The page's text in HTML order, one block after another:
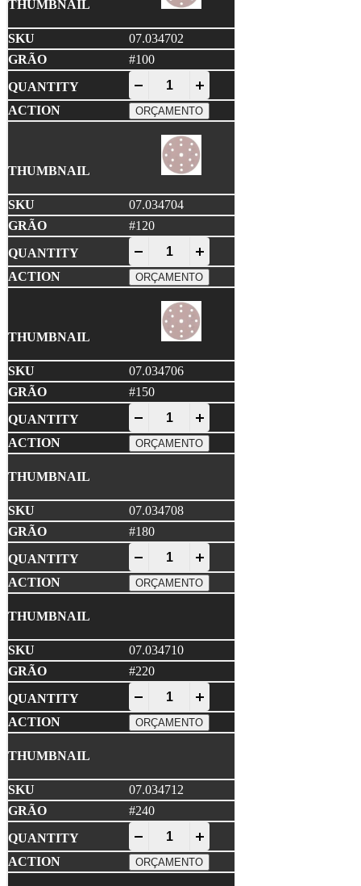
07.034702
#100
NORTON • A275 PRO Disco Lixa
ORÇAMENTO
07.034704
#120
NORTON • A275 PRO Disco Lixa
ORÇAMENTO
07.034706
#150
NORTON • A275 PRO Disco Lixa
ORÇAMENTO
07.034708
#180
NORTON • A275 PRO Disco Lixa
ORÇAMENTO
07.034710
#220
NORTON • A275 PRO Disco Lixa
ORÇAMENTO
07.034712
#240
NORTON • A275 PRO Disco Lixa
ORÇAMENTO